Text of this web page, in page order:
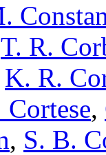
T. R.
K. R.
Cortese,
, S. B.